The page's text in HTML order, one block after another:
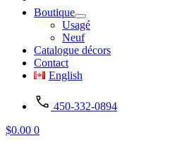
Boutique
Usagé
Neuf
Catalogue décors
Contact
English
450-332-0894
$0.00 0